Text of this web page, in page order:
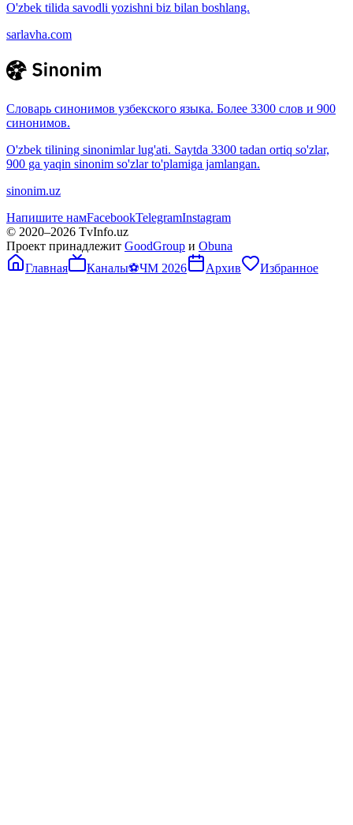
O'zbek tilida savodli yozishni biz bilan boshlang.
sarlavha.com
Словарь синонимов узбекского языка. Более 3300 слов и 900
синонимов.
O'zbek tilining sinonimlar lug'ati. Saytda 3300 tadan ortiq so'zlar,
900 ga yaqin sinonim so'zlar to'plamiga jamlangan.
sinonim.uz
Напишите намFacebookTelegramInstagram
© 2020–2026 TvInfo.uz
Проект принадлежит GoodGroup и Obuna
Главная
Каналы⚽ЧМ 2026 Архив Избранное